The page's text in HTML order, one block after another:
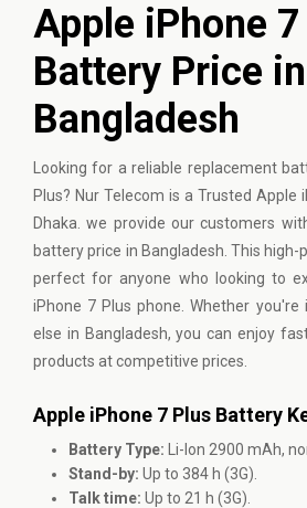
Apple iPhone
Battery Price in
Bangladesh
Looking for a reliable replacement
Plus? Nur Telecom is a Trusted Apple
Dhaka. we provide our customers
battery price in Bangladesh. This
perfect for anyone who looking to
iPhone 7 Plus phone. Whether you're
else in Bangladesh, you can enjoy
products at competitive prices.
Apple iPhone 7 Plus Battery
Battery Type:
Li-Ion 2900 mAh,
Stand-by: Up to 384 h (3G).
Talk time: Up to 21 h (3G).